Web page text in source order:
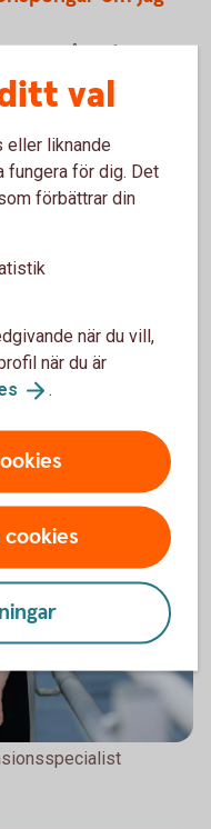
för att dina
dig att se över vad
du har idag passar
val
eller liknande
fungera för dig. Det
förbättrar din
när du vill,
när du är
.
cookies